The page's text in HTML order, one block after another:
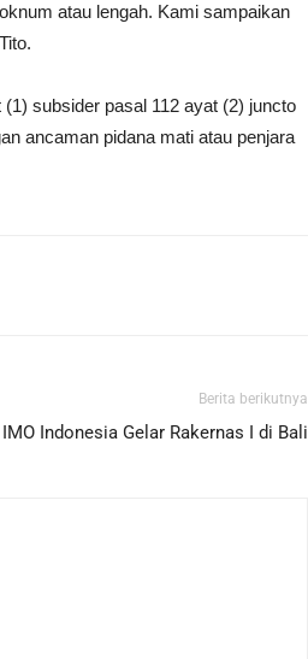
atau lengah. Kami sampaikan
subsider pasal 112 ayat (2) juncto
ancaman pidana mati atau penjara
Berita berikutnya
IMO Indonesia Gelar Rakernas I di Bali